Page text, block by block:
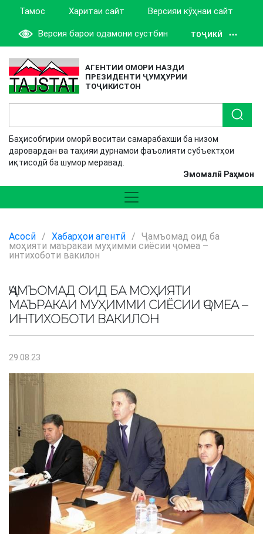
Тамос Харитаи сайт Версияи кӯҳнаи сайт
Версия барои одамони сустбин ТОҶИКӢ
АГЕНТИИ ОМОРИ НАЗДИ
ПРЕЗИДЕНТИ ҶУМҲУРИИ
ТОҶИКИСТОН
Баҳисобгирии оморӣ воситаи самарабахши ба низом
даровардан ва таҳияи дурнамои фаъолияти субъектҳои
иқтисодӣ ба шумор меравад.
Эмомалӣ Раҳмон
Асосӣ / Хабарҳои агентӣ / Ҷамъомад оид ба
моҳияти маъракаи муҳимми сиёсии ҷомеа –
интихоботи вакилон
ҶАМЪОМАД ОИД БА МОҲИЯТИ
МАЪРАКАИ МУҲИММИ СИЁСИИ ҶОМЕА –
ИНТИХОБОТИ ВАКИЛОН
29.08.23